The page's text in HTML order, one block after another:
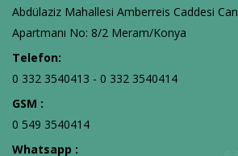
Abdülaziz Mahallesi Amberreis Caddesi Can
Apartmanı No: 8/2 Meram/Konya
Telefon:
0 332 3540413 - 0 332 3540414
GSM :
0 549 3540414
Whatsapp :